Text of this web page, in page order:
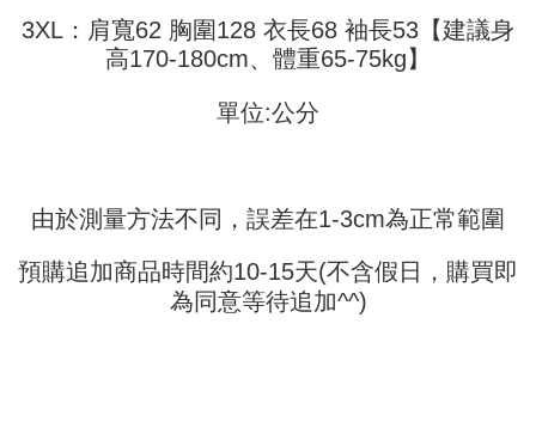
[Arahan Pembayaran]
berasingan dan tidak termasuk dalam bil telekom anda. SMS peringatan
bar kedai serbaneka, kedai runcit Taiwan Mobile, pemindahan bank,
[Nota Penting]
Tempoh pembayaran dikira dari masa kedai meminta pembayaran anda,
ditambah dengan bilangan hari yang boleh dilanjutkan oleh AFTEE. Anda
boleh melanjutkan tempoh pembayaran anda sebelum anda menerima
pesanan. Walau bagaimanapun, tiada jaminan bahawa anda boleh
kepada AFTEE dalam tempoh sama ada anda menerima pesanan.
1. Jumlah yang diperakui untuk pengguna kali pertama boleh sehingga
NT$10,000. Amaun diperakui sebenar yang diluluskan akan berdasarkan
keputusan pensijilan dan semakan oleh AFTEE.
付款 後7-11取貨
NT$45/pesanan | Penghantaran percuma untuk pesanan
3XL：肩寬62 胸圍128 衣長68 袖長53【建議身
高170-180cm、體重65-75kg】
單位:公分
由於測量方法不同，誤差在1-3cm為正常範圍
預購追加商品時間約10-15天(不含假日，購買即
為同意等待追加^^)